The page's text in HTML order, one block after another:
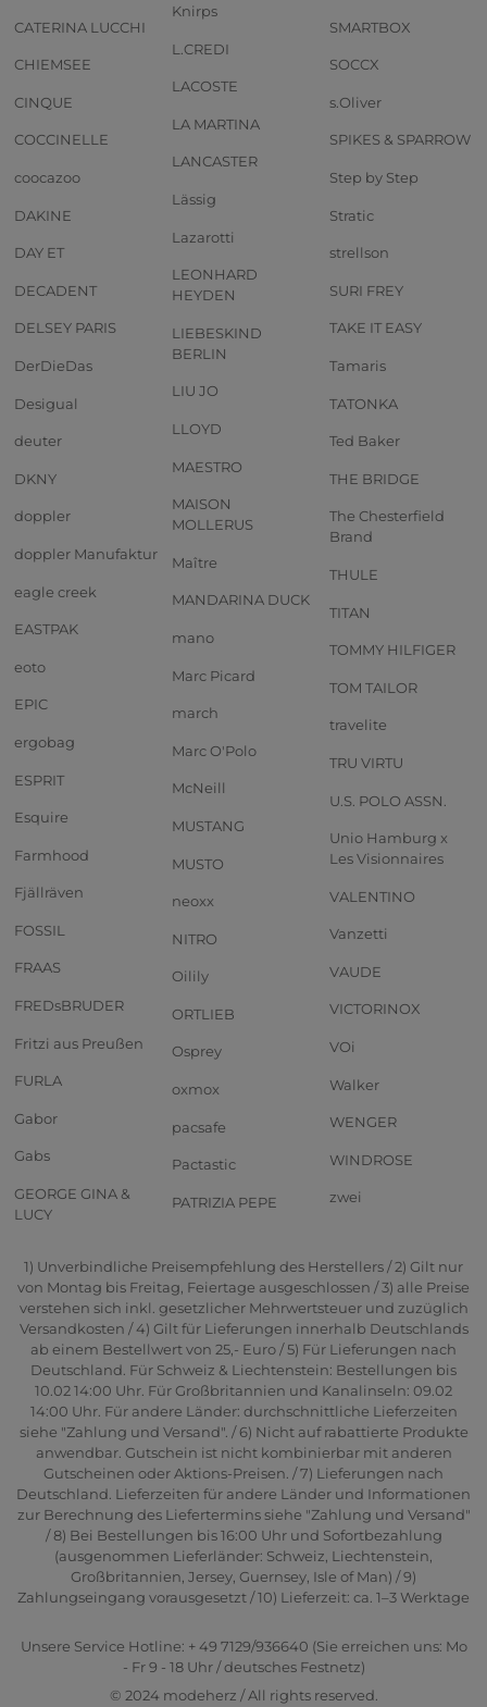
CATERINA LUCCHI
CHIEMSEE
CINQUE
COCCINELLE
coocazoo
DAKINE
DAY ET
DECADENT
DELSEY PARIS
DerDieDas
Desigual
deuter
DKNY
doppler
doppler Manufaktur
eagle creek
EASTPAK
eoto
EPIC
ergobag
ESPRIT
Esquire
Farmhood
Fjällräven
FOSSIL
FRAAS
FREDsBRUDER
Fritzi aus Preußen
FURLA
Gabor
Gabs
GEORGE GINA &
LUCY
Knirps
L.CREDI
LACOSTE
LA MARTINA
LANCASTER
Lässig
Lazarotti
LEONHARD
HEYDEN
LIEBESKIND
BERLIN
LIU JO
LLOYD
MAESTRO
MAISON
MOLLERUS
Maître
MANDARINA DUCK
mano
Marc Picard
march
Marc O'Polo
McNeill
MUSTANG
MUSTO
neoxx
NITRO
Oilily
ORTLIEB
Osprey
oxmox
pacsafe
Pactastic
PATRIZIA PEPE
SMARTBOX
SOCCX
s.Oliver
SPIKES & SPARROW
Step by Step
Stratic
strellson
SURI FREY
TAKE IT EASY
Tamaris
TATONKA
Ted Baker
THE BRIDGE
The Chesterfield
Brand
THULE
TITAN
TOMMY HILFIGER
TOM TAILOR
travelite
TRU VIRTU
U.S. POLO ASSN.
Unio Hamburg x
Les Visionnaires
VALENTINO
Vanzetti
VAUDE
VICTORINOX
VOi
Walker
WENGER
WINDROSE
zwei
1) Unverbindliche Preisempfehlung des Herstellers / 2) Gilt nur
von Montag bis Freitag, Feiertage ausgeschlossen / 3) alle Preise
verstehen sich inkl. gesetzlicher Mehrwertsteuer und zuzüglich
Versandkosten / 4) Gilt für Lieferungen innerhalb Deutschlands
ab einem Bestellwert von 25,- Euro / 5) Für Lieferungen nach
Deutschland. Für Schweiz & Liechtenstein: Bestellungen bis
10.02 14:00 Uhr. Für Großbritannien und Kanalinseln: 09.02
14:00 Uhr. Für andere Länder: durchschnittliche Lieferzeiten
siehe "Zahlung und Versand". / 6) Nicht auf rabattierte Produkte
anwendbar. Gutschein ist nicht kombinierbar mit anderen
Gutscheinen oder Aktions-Preisen. / 7) Lieferungen nach
Deutschland. Lieferzeiten für andere Länder und Informationen
zur Berechnung des Liefertermins siehe "Zahlung und Versand"
/ 8) Bei Bestellungen bis 16:00 Uhr und Sofortbezahlung
(ausgenommen Lieferländer: Schweiz, Liechtenstein,
Großbritannien, Jersey, Guernsey, Isle of Man) / 9)
Zahlungseingang vorausgesetzt / 10) Lieferzeit: ca. 1–3 Werktage
Unsere Service Hotline: + 49 7129/936640 (Sie erreichen uns: Mo
- Fr 9 - 18 Uhr / deutsches Festnetz)
© 2024 modeherz / All rights reserved.